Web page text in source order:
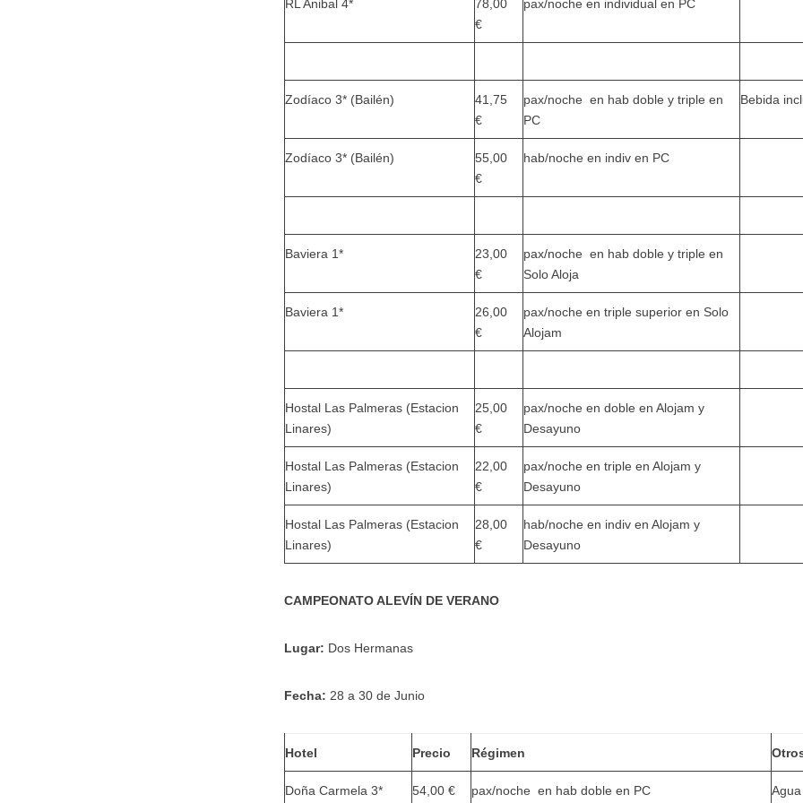
RL Anibal 4*
78,00
€
pax/noche en individual en PC
Zodíaco 3* (Bailén)
41,75
€
pax/noche en hab doble y triple en
PC
Bebida
Zodíaco 3* (Bailén)
55,00
€
hab/noche en indiv en PC
Baviera 1*
23,00
€
pax/noche en hab doble y triple en
Solo Aloja
Baviera 1*
26,00
€
pax/noche en triple superior en Solo
Alojam
Hostal Las Palmeras (Estacion
Linares)
25,00
€
pax/noche en doble en Alojam y
Desayuno
Hostal Las Palmeras (Estacion
Linares)
22,00
€
pax/noche en triple en Alojam y
Desayuno
Hostal Las Palmeras (Estacion
Linares)
28,00
€
hab/noche en indiv en Alojam y
Desayuno
CAMPEONATO ALEVÍN DE VERANO
Lugar: Dos Hermanas
Fecha: 28 a 30 de Junio
Hotel Precio Régimen
Doña Carmela 3* 54,00 € pax/noche en hab doble en PC